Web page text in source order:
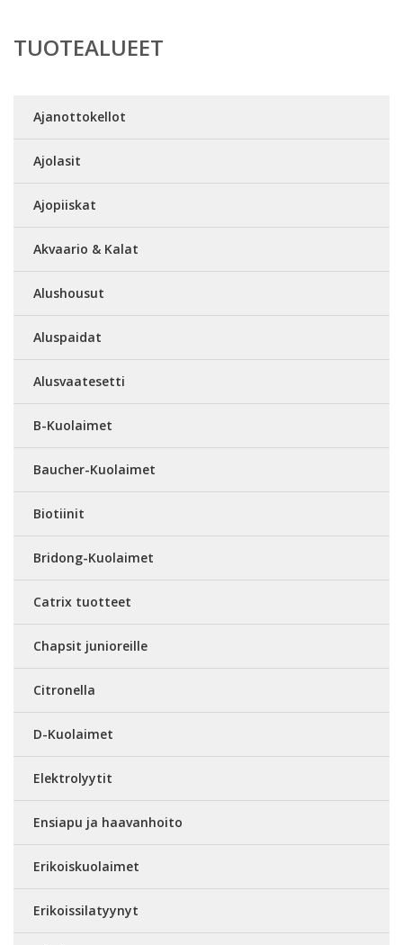
TUOTEALUEET
Ajanottokellot
Ajolasit
Ajopiiskat
Akvaario & Kalat
Alushousut
Aluspaidat
Alusvaatesetti
B-Kuolaimet
Baucher-Kuolaimet
Biotiinit
Bridong-Kuolaimet
Catrix tuotteet
Chapsit junioreille
Citronella
D-Kuolaimet
Elektrolyytit
Ensiapu ja haavanhoito
Erikoiskuolaimet
Erikoissilatyynyt